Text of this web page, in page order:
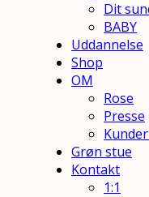
Dit
BABY
Uddannelse
Shop
OM
Rose
Presse
Grøn stue
Kontakt
1:1